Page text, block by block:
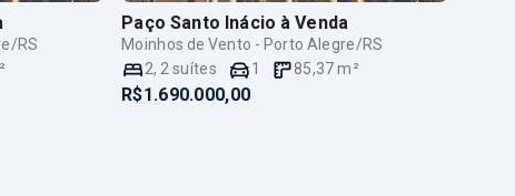
RS
Paço Santo Inácio à Venda
Moinhos de Vento - Porto Alegre/RS
2, 2 suítes 1 85,37 m²
R$1.690.000,00